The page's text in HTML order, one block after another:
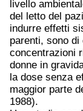
livello
del letto del
indurre effetti
parenti, sono
concentrazioni
donne in
la dose senza
maggior parte
1988).